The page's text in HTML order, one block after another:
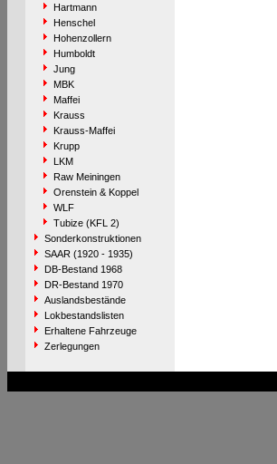
Hartmann
Henschel
Hohenzollern
Humboldt
Jung
MBK
Maffei
Krauss
Krauss-Maffei
Krupp
LKM
Raw Meiningen
Orenstein & Koppel
WLF
Tubize (KFL 2)
Sonderkonstruktionen
SAAR (1920 - 1935)
DB-Bestand 1968
DR-Bestand 1970
Auslandsbestände
Lokbestandslisten
Erhaltene Fahrzeuge
Zerlegungen